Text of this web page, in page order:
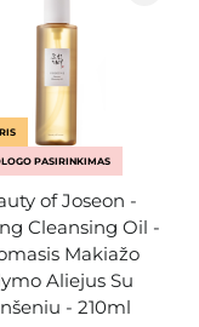
PASIRINKIMAS
of Joseon -
Cleansing Oil -
Makiažo
Aliejus Su
- 210ml